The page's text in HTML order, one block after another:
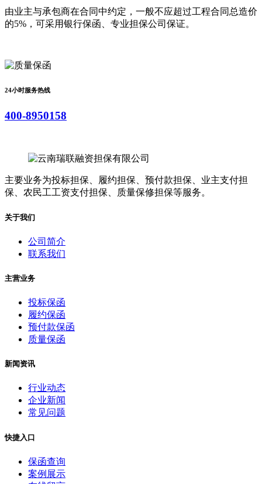
由业主与承包商在合同中约定，一般不应超过工程合同总造价
的5%，可采用银行保函、专业担保公司保证。
24小时服务热线
400-8950158
主要业务为投标担保、履约担保、预付款担保、业主支付担
保、农民工工资支付担保、质量保修担保等服务。
关于我们
公司简介
联系我们
主营业务
投标保函
履约保函
预付款保函
质量保函
新闻资讯
行业动态
企业新闻
常见问题
快捷入口
保函查询
案例展示